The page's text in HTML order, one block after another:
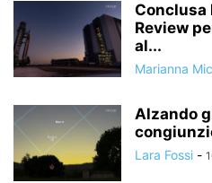
Conclusa
Review
al...
Marianna
Alzando
Lara Fossi -